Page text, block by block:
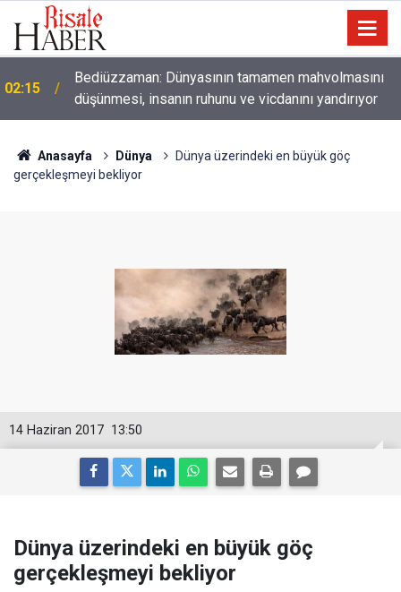
01:45 Paçalarını yerde sürünmeyecek şekilde yukarıda tut
Anasayfa Dünya
Dünya üzerindeki en büyük göç
gerçekleşmeyi bekliyor
13:50
14 Haziran 2017
Dünya üzerindeki en büyük göç
gerçekleşmeyi bekliyor